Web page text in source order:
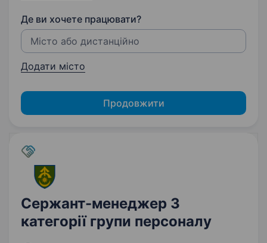
Де ви хочете працювати?
Додати місто
Продовжити
Сержант-менеджер 3
категорії групи персоналу